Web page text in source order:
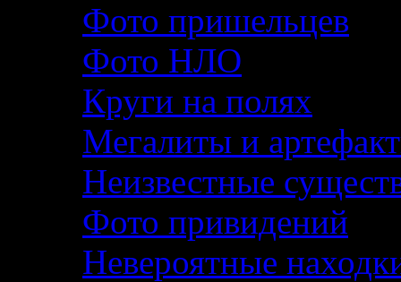
Фото пришельцев
Фото НЛО
Круги на полях
Мегалиты и
Неизвестные
Фото привидений
Невероятные